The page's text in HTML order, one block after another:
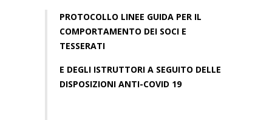
PROTOCOLLO LINEE GUIDA PER IL
COMPORTAMENTO DEI SOCI E
TESSERATI
E DEGLI ISTRUTTORI A SEGUITO DELLE
DISPOSIZIONI ANTI-COVID 19